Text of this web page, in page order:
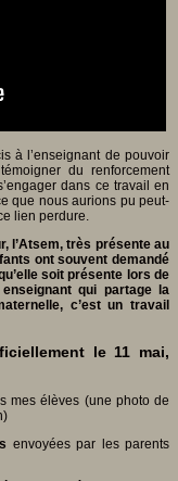
à l’enseignant de pouvoir
du renforcement
dans ce travail en
que nous aurions pu peut-
lien perdure.
l’Atsem, très présente au
ont souvent demandé
soit présente lors de
qui partage la
c’est un travail
le 11 mai,
mes élèves (une photo de
envoyées par les parents